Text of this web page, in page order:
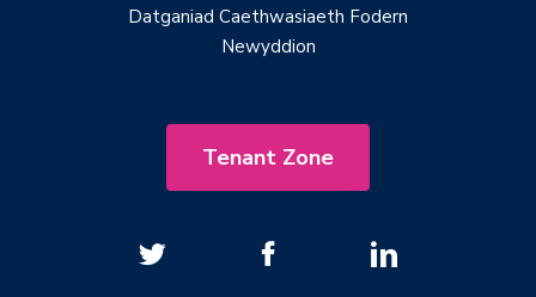
Datganiad Caethwasiaeth Fodern
Newyddion
Tenant Zone